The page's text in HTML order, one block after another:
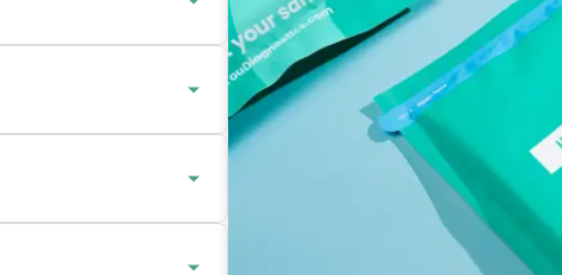
oorzaken hebben.
zonder condoom,
niet-
aanwezig zijn
windowperiode: de
een soa aantoonbaar
je, neem dan
je het sample
wordt beschikbaar